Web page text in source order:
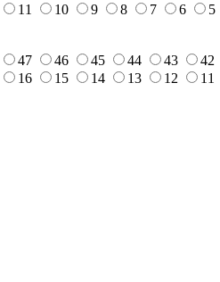
11 10 9 8 7 6 5
47 46 45 44 43 42
16 15 14 13 12 11